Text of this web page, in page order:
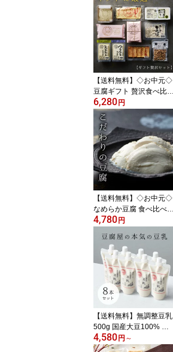
し 木綿 厚揚げ 詰め合わ
せ 高タンパク 低糖質 ヘ
ルシー お取り寄せグルメ
老舗 手造り 内祝い 母の
日 父の日 敬老の日 プレ
ゼント 辻豆腐店
【送料無料】◇お中元◇
豆腐ギフト 贅沢食べ比べ
セット 国産大豆100% 三
河産 無添加 とうふ 生ゆ
ば 湯葉 厚揚げ 絹ごし 木
綿 詰め合わせ 高タンパ
ク 低糖質 お取り寄せグ
ルメ 老舗 高級 内祝い 御
歳暮 御中元 母の日 父の
日 敬老の日 辻豆腐店
6,280円
【送料無料】◇お中元◇
なめらか豆腐 食べ比べセ
ット 国産大豆100% 三河
木綿 寄せ豆腐 詰め合わ
せ 高タンパク 低糖質 ヘ
ルシー お取り寄せグルメ
老舗 手造り 内祝い 母の
日 父の日 敬老の日 プレ
ゼント ギフト 辻豆
4,780円
【送料無料】無調整豆乳
500g 国産大豆100% 三
河産 濃度14度以上 濃厚
無添加 豆腐屋の豆乳 高
4,580円 ～